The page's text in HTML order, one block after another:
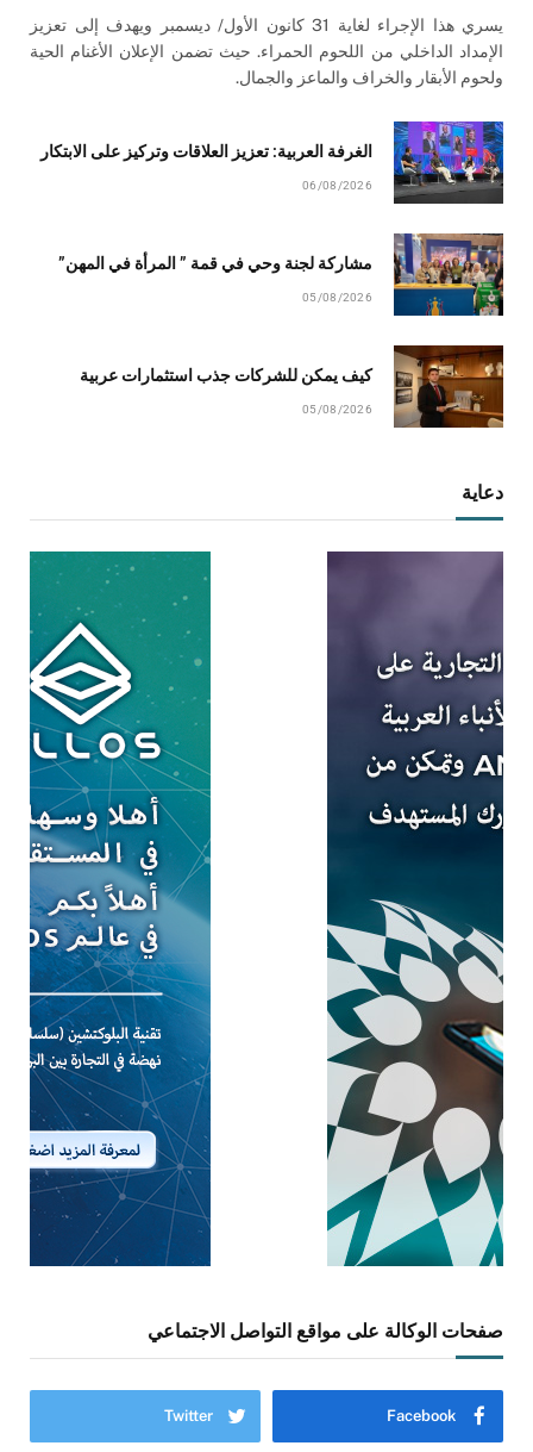
يسري هذا الإجراء لغاية 31 كانون الأول/ ديسمبر ويهدف إلى تعزيز
الإمداد الداخلي من اللحوم الحمراء. حيث تضمن الإعلان الأغنام الحية
ولحوم الأبقار والخراف والماعز والجمال.
الغرفة العربية: تعزيز العلاقات وتركيز على الابتكار
06/08/2026
مشاركة لجنة وحي في قمة ” المرأة في المهن”
05/08/2026
كيف يمكن للشركات جذب استثمارات عربية
05/08/2026
دعاية
صفحات الوكالة على مواقع التواصل الاجتماعي
Facebook
Twitter